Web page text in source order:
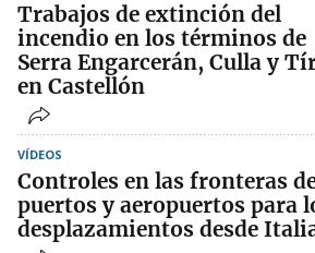
Trabajos de extinción del
incendio en los términos de
Serra Engarcerán, Culla y
en Castellón
VÍDEOS
Controles en las fronteras
puertos y aeropuertos para
desplazamientos desde